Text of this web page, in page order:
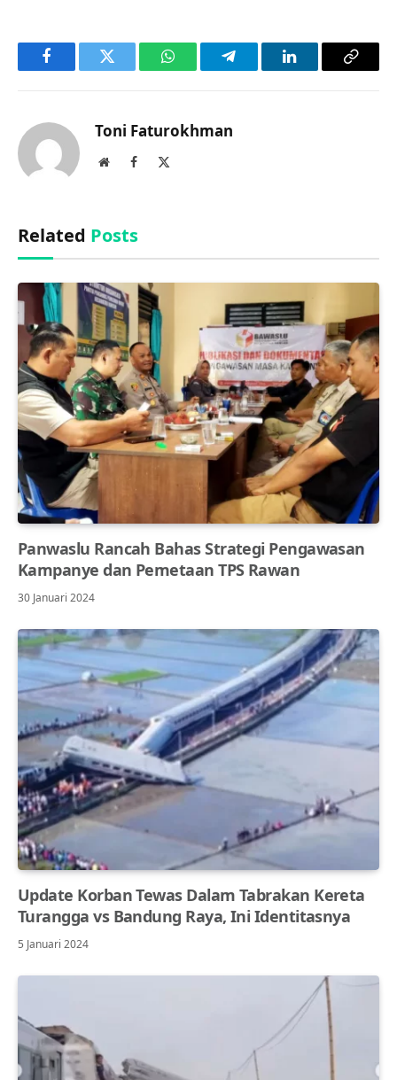
FacebookTwitter WhatsAppTelegramLinkedInCopy
Toni Faturokhman
WebsiteFacebook
Related Posts
Panwaslu Rancah Bahas Strategi Pengawasan
Kampanye dan Pemetaan TPS Rawan
30 Januari 2024
Update Korban Tewas Dalam Tabrakan Kereta
Turangga vs Bandung Raya, Ini Identitasnya
5 Januari 2024